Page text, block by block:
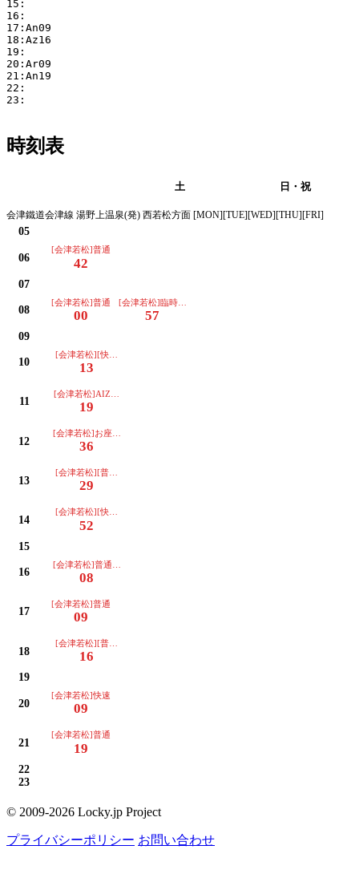
15:
16:
17:An09
18:Az16
19:
20:Ar09
21:An19
22:
23:
時刻表
土 日・祝
会津鐵道会津線 湯野上温泉(発) 西若松方面 [MON][TUE][WED][THU][FRI]
05
06
[会津若松]普通
42
07
08
[会津若松]普通
00
[会津若松]臨時(運転日注意)
57
09
10
[会津若松][快速]リレー
13
11
[会津若松]AIZUマウントエクスプレス
19
12
[会津若松]お座トロ展望列車(運転日注意)
36
13
[会津若松][普通]リレー
29
14
[会津若松][快速]リレー
52
15
16
[会津若松]普通(土・休日運休)
08
17
[会津若松]普通
09
18
[会津若松][普通]リレー
16
19
20
[会津若松]快速
09
21
[会津若松]普通
19
22
23
© 2009-2026 Locky.jp Project
プライバシーポリシー お問い合わせ